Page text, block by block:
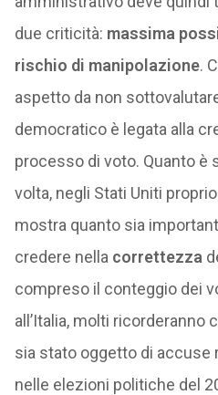
due criticità: massima
rischio di manipolazione.
aspetto da non
democratico è legata alla
processo di voto. Quanto è
volta, negli Stati Uniti
mostra quanto sia
credere nella correttezza
compreso il conteggio dei
all’Italia, molti
sia stato oggetto di accuse
nelle elezioni politiche del